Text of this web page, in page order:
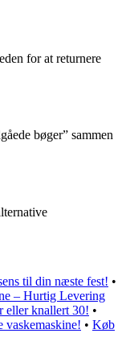
for at returnere
bøger” sammen
til din næste fest! •
– Hurtig Levering
eller knallert 30! •
vaskemaskine! • Køb